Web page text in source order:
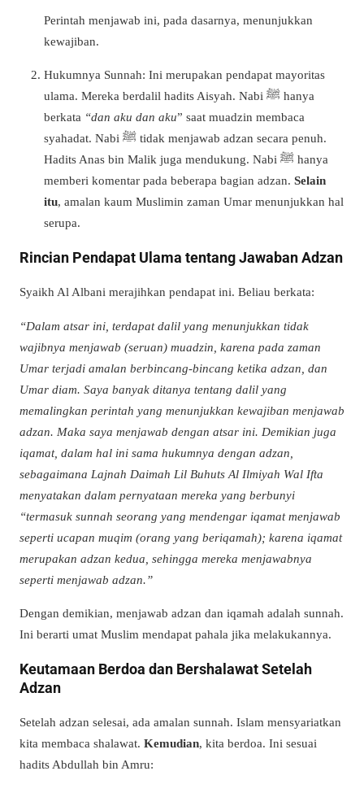
Perintah menjawab ini, pada dasarnya, menunjukkan
kewajiban.
Hukumnya Sunnah: Ini merupakan pendapat mayoritas
ulama. Mereka berdalil hadits Aisyah. Nabi ﷺ hanya
berkata “dan aku dan aku” saat muadzin membaca
syahadat. Nabi ﷺ tidak menjawab adzan secara penuh.
Hadits Anas bin Malik juga mendukung. Nabi ﷺ hanya
memberi komentar pada beberapa bagian adzan. Selain
itu, amalan kaum Muslimin zaman Umar menunjukkan hal
serupa.
Rincian Pendapat Ulama tentang Jawaban Adzan
Syaikh Al Albani merajihkan pendapat ini. Beliau berkata:
“Dalam atsar ini, terdapat dalil yang menunjukkan tidak
wajibnya menjawab (seruan) muadzin, karena pada zaman
Umar terjadi amalan berbincang-bincang ketika adzan, dan
Umar diam. Saya banyak ditanya tentang dalil yang
memalingkan perintah yang menunjukkan kewajiban menjawab
adzan. Maka saya menjawab dengan atsar ini. Demikian juga
iqamat, dalam hal ini sama hukumnya dengan adzan,
sebagaimana Lajnah Daimah Lil Buhuts Al Ilmiyah Wal Ifta
menyatakan dalam pernyataan mereka yang berbunyi
“termasuk sunnah seorang yang mendengar iqamat menjawab
seperti ucapan muqim (orang yang beriqamah); karena iqamat
merupakan adzan kedua, sehingga mereka menjawabnya
seperti menjawab adzan.”
Dengan demikian, menjawab adzan dan iqamah adalah sunnah.
Ini berarti umat Muslim mendapat pahala jika melakukannya.
Keutamaan Berdoa dan Bershalawat Setelah
Adzan
Setelah adzan selesai, ada amalan sunnah. Islam mensyariatkan
kita membaca shalawat. Kemudian, kita berdoa. Ini sesuai
hadits Abdullah bin Amru: